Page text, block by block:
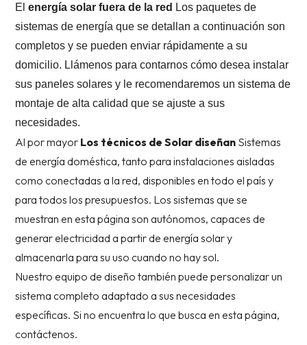
Elenergía solar fuera de la red Los paquetes de
sistemas de energía que se detallan a continuación son
completos y se pueden enviar rápidamente a su
domicilio. Llámenos para contarnos cómo desea instalar
sus paneles solares y le recomendaremos un sistema de
montaje de alta calidad que se ajuste a sus
necesidades.
Al por mayor Los técnicos de Solar diseñan Sistemas
de energía doméstica, tanto para instalaciones aisladas
como conectadas a la red, disponibles en todo el país y
para todos los presupuestos. Los sistemas que se
muestran en esta página son autónomos, capaces de
generar electricidad a partir de energía solar y
almacenarla para su uso cuando no hay sol.
Nuestro equipo de diseño también puede personalizar un
sistema completo adaptado a sus necesidades
específicas. Si no encuentra lo que busca en esta página,
contáctenos.